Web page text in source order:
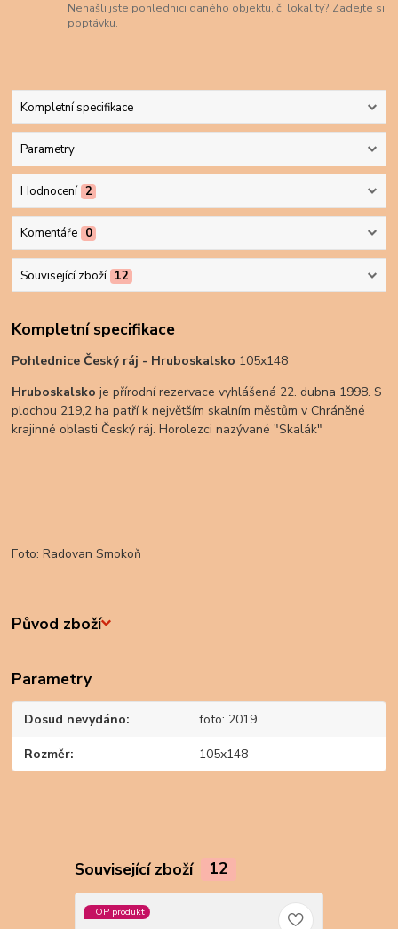
Nenašli jste pohlednici daného objektu, či lokality? Zadejte si
poptávku.
Kompletní specifikace
Parametry
Hodnocení 2
Komentáře 0
Související zboží 12
Kompletní specifikace
Pohlednice Český ráj - Hruboskalsko 105x148
Hruboskalsko je přírodní rezervace vyhlášená 22. dubna 1998. S
plochou 219,2 ha patří k největším skalním městům v Chráněné
krajinné oblasti Český ráj. Horolezci nazývané "Skalák"
Foto: Radovan Smokoň
Původ zboží
Parametry
Dosud nevydáno foto: 2019
Rozměr 105x148
Související zboží 12
TOP produkt